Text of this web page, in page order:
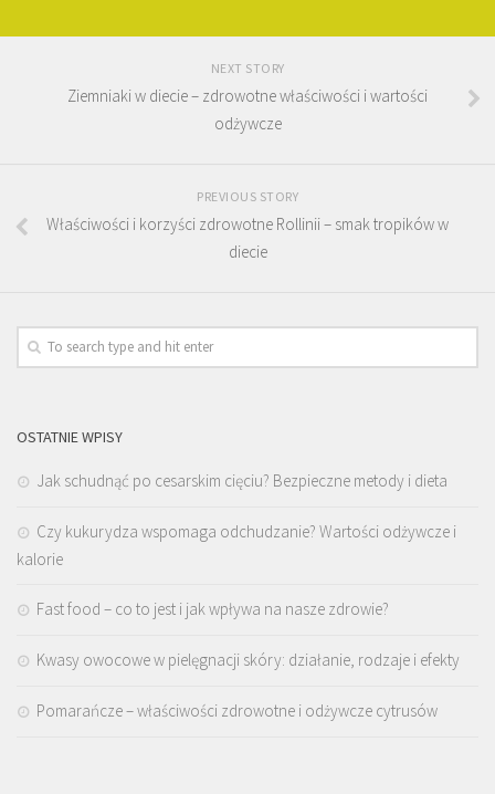
NEXT STORY
Ziemniaki w diecie – zdrowotne właściwości i wartości
odżywcze
PREVIOUS STORY
Właściwości i korzyści zdrowotne Rollinii – smak tropików w
diecie
OSTATNIE WPISY
Jak schudnąć po cesarskim cięciu? Bezpieczne metody i dieta
Czy kukurydza wspomaga odchudzanie? Wartości odżywcze i
kalorie
Fast food – co to jest i jak wpływa na nasze zdrowie?
Kwasy owocowe w pielęgnacji skóry: działanie, rodzaje i efekty
Pomarańcze – właściwości zdrowotne i odżywcze cytrusów